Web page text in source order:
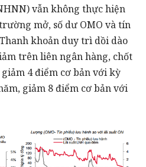
vẫn không thực hiện
mở, số dư OMO và tín
khoản duy trì dồi dào
trên liên ngân hàng, chốt
4 điểm cơ bản với kỳ
giảm 8 điểm cơ bản với